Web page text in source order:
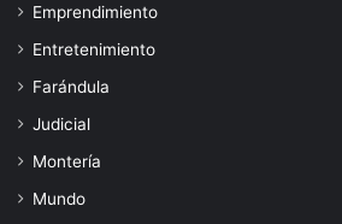
Emprendimiento
Entretenimiento
Farándula
Judicial
Montería
Mundo